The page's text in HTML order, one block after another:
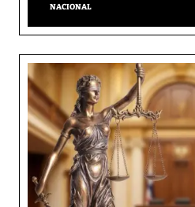
NACIONAL